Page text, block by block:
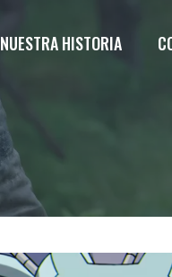
NUESTRA HISTORIA